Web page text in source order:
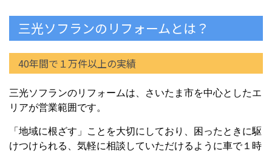
三光ソフランのリフォームとは？
40年間で１万件以上の実績
三光ソフランのリフォームは、さいたま市を中心としたエ
リアが営業範囲です。
「地域に根ざす」ことを大切にしており、困ったときに駆
けつけられる、気軽に相談していただけるように車で１時